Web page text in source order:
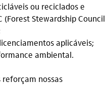
ou reciclados e
(Forest Stewardship Council
aplicáveis;
ambiental.
nossas